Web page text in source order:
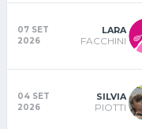
07 SET
2026
LARA
FACCHINI
04 SET
2026
SILVIA
PIOTTI